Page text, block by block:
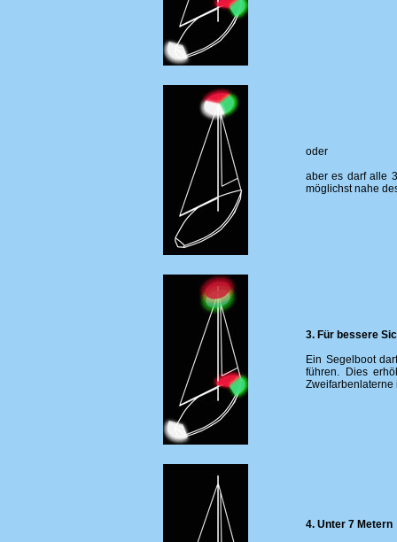
oder
aber es darf alle
möglichst nahe
3. Für bessere
Ein Segelboot
führen. Dies
Zweifarbenlaterne
4. Unter 7 Metern